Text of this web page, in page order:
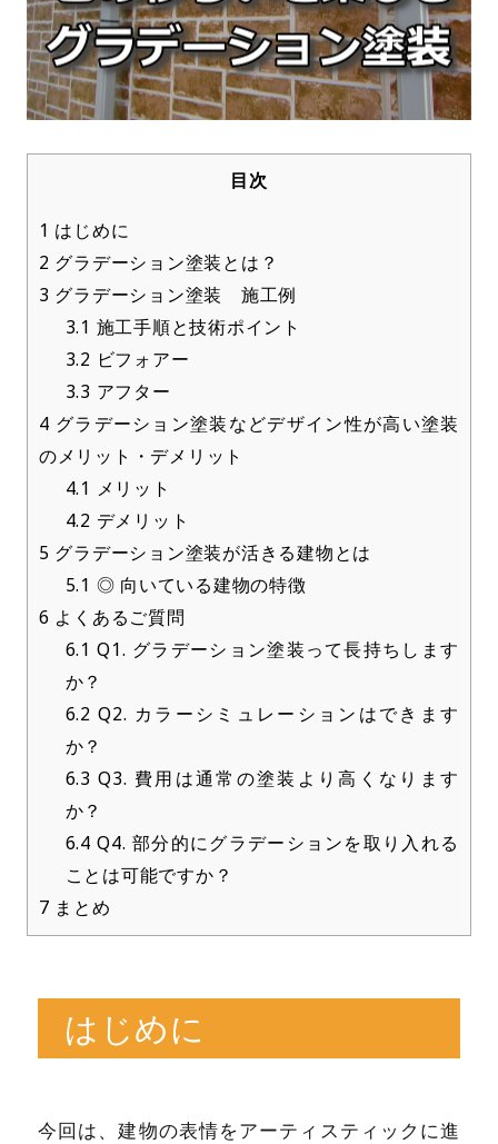
目次
1 はじめに
2 グラデーション塗装とは？
3 グラデーション塗装 施工例
3.1 施工手順と技術ポイント
3.2 ビフォアー
3.3 アフター
4 グラデーション塗装などデザイン性が高い塗装
のメリット・デメリット
4.1 メリット
4.2 デメリット
5 グラデーション塗装が活きる建物とは
5.1 ◎ 向いている建物の特徴
6 よくあるご質問
6.1 Q1. グラデーション塗装って長持ちします
か？
6.2 Q2. カラーシミュレーションはできます
か？
6.3 Q3. 費用は通常の塗装より高くなります
か？
6.4 Q4. 部分的にグラデーションを取り入れる
ことは可能ですか？
7 まとめ
はじめに
今回は、建物の表情をアーティスティックに進